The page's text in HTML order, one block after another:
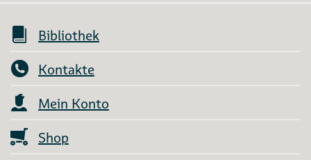
Bibliothek
Kontakte
Mein Konto
Shop